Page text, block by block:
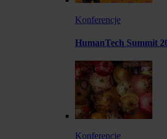
Konferencje
HumanTech Summit
Konferencje